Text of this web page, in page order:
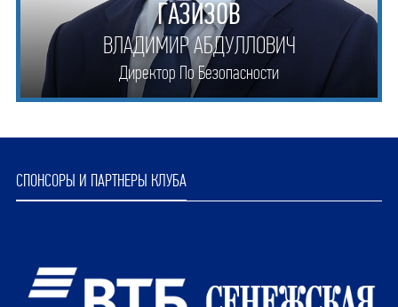
ГАЗИЗОВ
ВЛАДИМИР АБДУЛЛОВИЧ
Директор По Безопасности
СПОНСОРЫ И ПАРТНЕРЫ КЛУБА